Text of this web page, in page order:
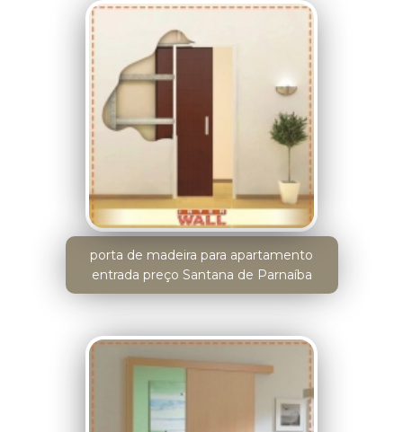
porta de madeira para apartamento
entrada preço Santana de Parnaíba